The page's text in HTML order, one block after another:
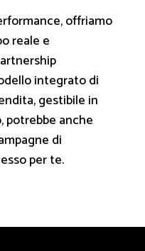
offriamo
reale e
integrato di
gestibile in
potrebbe anche
di
per te.